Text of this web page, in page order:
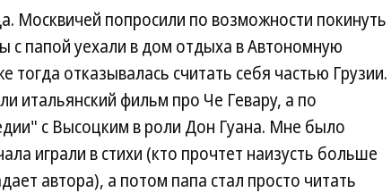
Москвичей попросили по возможности покинуть
с папой уехали в дом отдыха в Автономную
тогда отказывалась считать себя частью Грузии.
итальянский фильм про Че Гевару, а по
с Высоцким в роли Дон Гуана. Мне было
играли в стихи (кто прочтет наизусть больше
автора), а потом папа стал просто читать